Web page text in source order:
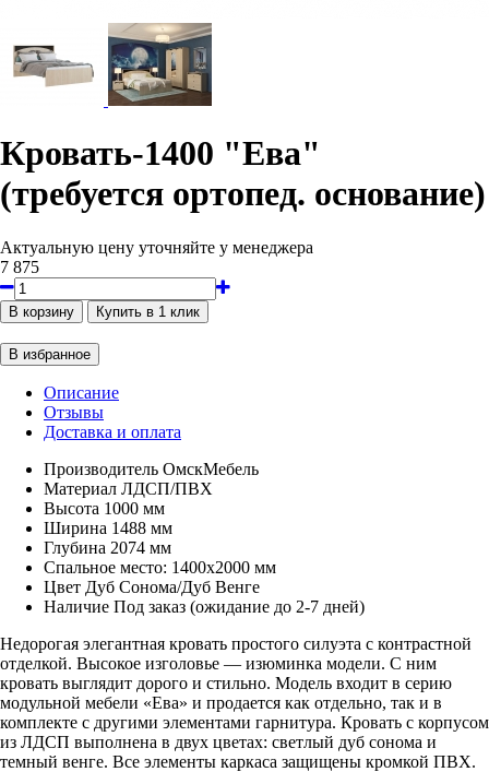
Кровать-1400 "Ева"
(требуется ортопед. основание)
Актуальную цену уточняйте у менеджера
7 875
Описание
Отзывы
Доставка и оплата
Производитель ОмскМебель
Материал ЛДСП/ПВХ
Высота 1000 мм
Ширина 1488 мм
Глубина 2074 мм
Спальное место: 1400х2000 мм
Цвет Дуб Сонома/Дуб Венге
Наличие Под заказ (ожидание до 2-7 дней)
Недорогая элегантная кровать простого силуэта с контрастной
отделкой. Высокое изголовье — изюминка модели. С ним
кровать выглядит дорого и стильно. Модель входит в серию
модульной мебели «Ева» и продается как отдельно, так и в
комплекте с другими элементами гарнитура. Кровать с корпусом
из ЛДСП выполнена в двух цветах: светлый дуб сонома и
темный венге. Все элементы каркаса защищены кромкой ПВХ.